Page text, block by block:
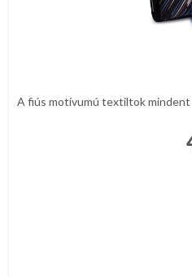
A fiús motívumú textiltok mindent